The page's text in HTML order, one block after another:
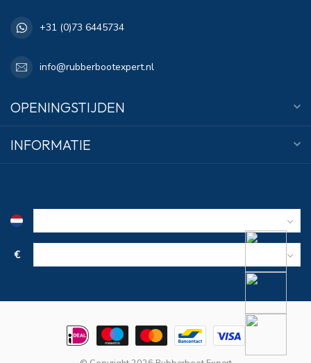
+31 (0)73 6445734
info@rubberbootexpert.nl
OPENINGSTIJDEN
INFORMATIE
€